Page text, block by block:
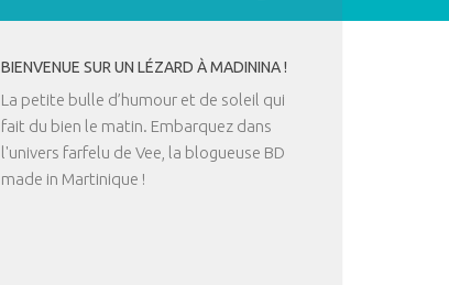
BIENVENUE SUR UN LÉZARD À MADININA !
La petite bulle d’humour et de soleil qui
fait du bien le matin. Embarquez dans
l'univers farfelu de Vee, la blogueuse BD
made in Martinique !